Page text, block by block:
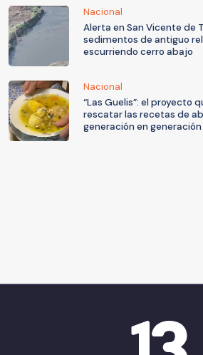
Nacional
Alerta en San Vicente de
sedimentos de antiguo
escurriendo cerro abajo
Nacional
“Las Guelis”: el proyecto
rescatar las recetas de
generación en generación